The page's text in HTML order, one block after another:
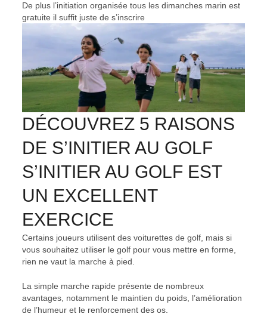
De plus l’initiation organisée tous les dimanches marin est
gratuite il suffit juste de s’inscrire
DÉCOUVREZ 5 RAISONS
DE S’INITIER AU GOLF
S’INITIER AU GOLF EST
UN EXCELLENT
EXERCICE
Certains joueurs utilisent des voiturettes de golf, mais si
vous souhaitez utiliser le golf pour vous mettre en forme,
rien ne vaut la marche à pied.
La simple marche rapide présente de nombreux
avantages, notamment le maintien du poids, l’amélioration
de l’humeur et le renforcement des os.